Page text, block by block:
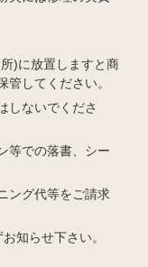
)に放置しますと商
してください。
しないでくださ
等での落書、シー
ング代等をご請求
知らせ下さい。